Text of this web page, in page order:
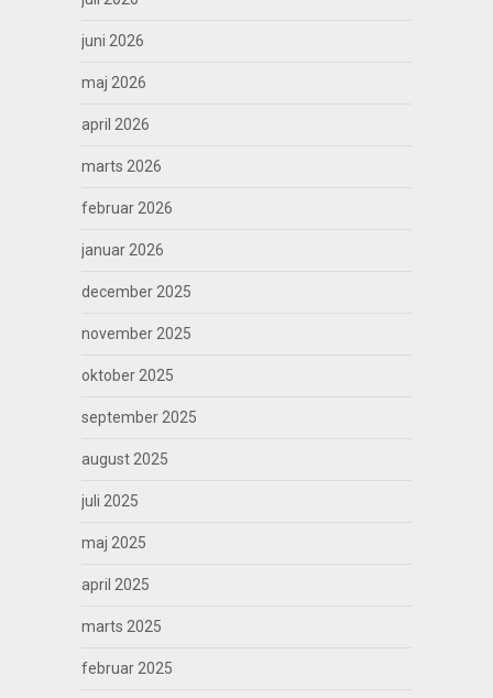
juni 2026
maj 2026
april 2026
marts 2026
februar 2026
januar 2026
december 2025
november 2025
oktober 2025
september 2025
august 2025
juli 2025
maj 2025
april 2025
marts 2025
februar 2025